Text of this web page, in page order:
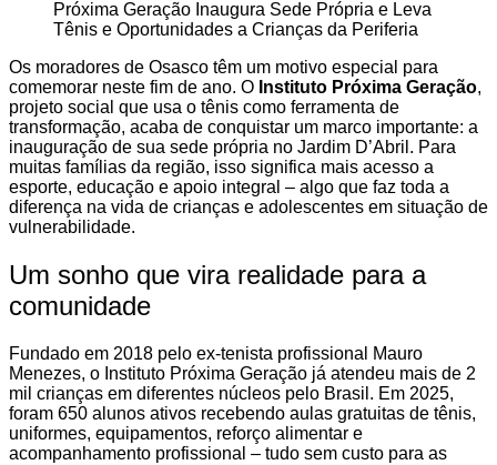
Os moradores de Osasco têm um motivo especial para
comemorar neste fim de ano. O Instituto Próxima Geração,
projeto social que usa o tênis como ferramenta de
transformação, acaba de conquistar um marco importante: a
inauguração de sua sede própria no Jardim D’Abril. Para
muitas famílias da região, isso significa mais acesso a
esporte, educação e apoio integral – algo que faz toda a
diferença na vida de crianças e adolescentes em situação de
vulnerabilidade.
Um sonho que vira realidade para a
comunidade
Fundado em 2018 pelo ex-tenista profissional Mauro
Menezes, o Instituto Próxima Geração já atendeu mais de 2
mil crianças em diferentes núcleos pelo Brasil. Em 2025,
foram 650 alunos ativos recebendo aulas gratuitas de tênis,
uniformes, equipamentos, reforço alimentar e
acompanhamento profissional – tudo sem custo para as